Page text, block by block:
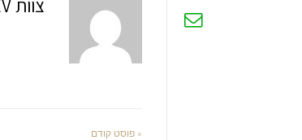
צוות EV
« פוסט קודם